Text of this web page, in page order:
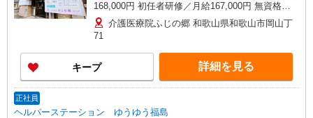
168,000円 初任者研修／月給167,000円 無資格／
月給165,000円 （一律手当、処遇改善手当含む）
【月収例】 介護福祉士／249,000円 実務者研修／
226,000円 （月給＋夜勤6回の場合） 【別途手当
支給】 ■夜勤手当（1回） ・介護福祉士／9,500円
・実務者研修／9,000円 ・初任者研修／9,000円 ・
他、手当あります。備考をご覧ください。〜
介護医療院ふじの郷 和歌山県和歌山市岡山丁
71
キープ 詳細を見る
正社員
ヘルパーステーション ゆうゆう福島